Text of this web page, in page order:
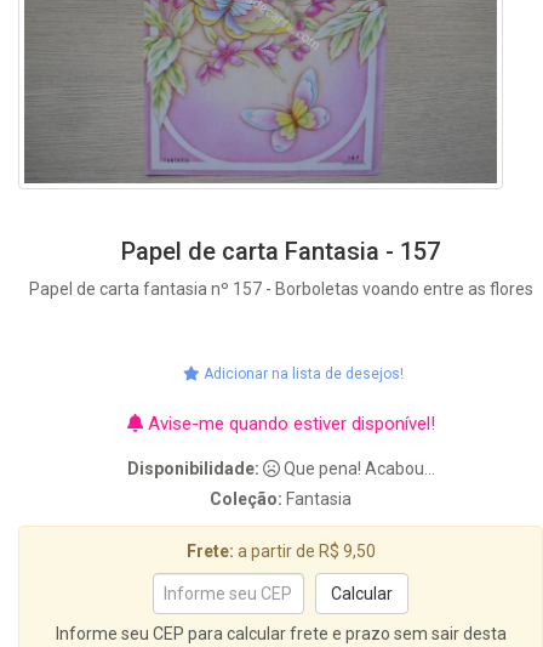
Papel de carta Fantasia - 157
Papel de carta fantasia nº 157 - Borboletas voando entre as flores
Adicionar na lista de desejos!
Avise-me quando estiver disponível!
Disponibilidade:
Que pena! Acabou...
Coleção: Fantasia
Frete: a partir de R$ 9,50
Informe seu CEP para calcular frete e prazo sem sair desta